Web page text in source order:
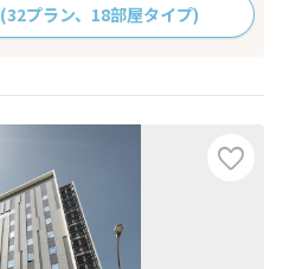
(32プラン、18部屋タイプ)